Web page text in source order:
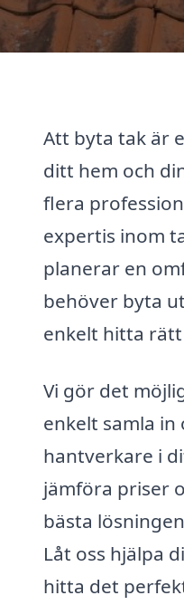
Att byta tak är
ditt hem och
flera
expertis inom
planerar en
behöver byta
enkelt hitta
Vi gör det
enkelt samla
hantverkare i
jämföra priser
bästa
Låt oss hjälpa
hitta det